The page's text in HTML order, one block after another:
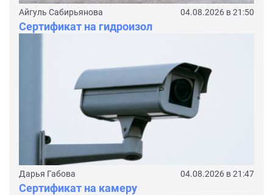
Айгуль Сабирьянова 04.08.2026 в 21:50
Сертификат на гидроизол
Дарья Габова 04.08.2026 в 21:47
Сертификат на камеру